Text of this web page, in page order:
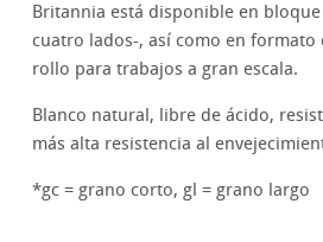
Britannia está disponible en
cuatro lados-, así como en formato
rollo para trabajos a gran escala.
Blanco natural, libre de ácido,
más alta resistencia al
*gc = grano corto, gl = grano largo